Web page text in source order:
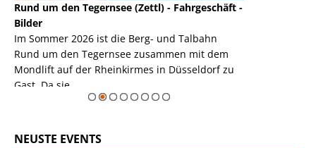
Rund um den Tegernsee (Zettl) - Fahrgeschäft -
Bilder
Im Sommer 2026 ist die Berg- und Talbahn
Rund um den Tegernsee zusammen mit dem
Mondlift auf der Rheinkirmes in Düsseldorf zu
Gast. Da sie ...
NEUSTE EVENTS